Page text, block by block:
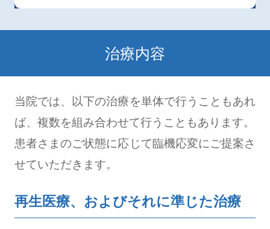
治療内容
当院では、以下の治療を単体で行うこともあれ
ば、複数を組み合わせて行うこともあります。
患者さまのご状態に応じて臨機応変にご提案さ
せていただきます。
再生医療、およびそれに準じた治療